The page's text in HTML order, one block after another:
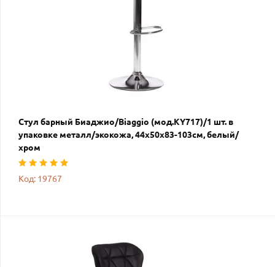
Стул барный Биаджио/Biaggio (мод.KY717)/1 шт. в
упаковке металл/экокожа, 44х50х83-103см, белый/
хром
Код: 19767